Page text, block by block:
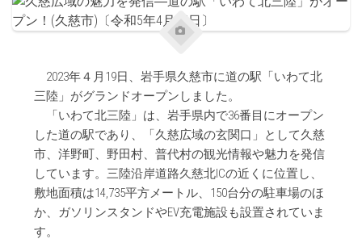
2023年４月19日、岩手県久慈市に道の駅「いわて北
三陸」がグランドオープンしました。
「いわて北三陸」は、岩手県内で36番目にオープン
した道の駅であり、「久慈広域の玄関口」として久慈
市、洋野町、野田村、普代村の観光情報や魅力を発信
しています。三陸沿岸道路久慈北ICの近くに位置し、
敷地面積は14,735平方メートル、150台分の駐車場のほ
か、ガソリンスタンドやEV充電施設も設置されていま
す。